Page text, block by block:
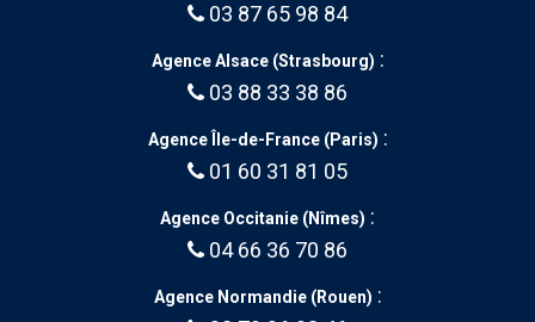
03 87 65 98 84
Agence Alsace (Strasbourg) :
03 88 33 38 86
Agence Île-de-France (Paris) :
01 60 31 81 05
Agence Occitanie (Nîmes) :
04 66 36 70 86
Agence Normandie (Rouen) :